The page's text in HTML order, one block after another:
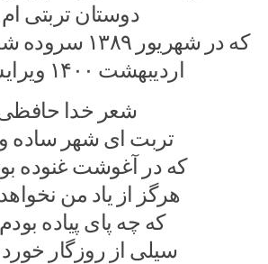
دوستان تربتی
که در شهریور
اردیبهشت ۱۴۰۰ ویرایش ش
شعر خدا
تربت ای شهر ساده و
که در آغوشت غنوده
هرگز از یاد من
که چه پای پیاده
سیلی از روزگار